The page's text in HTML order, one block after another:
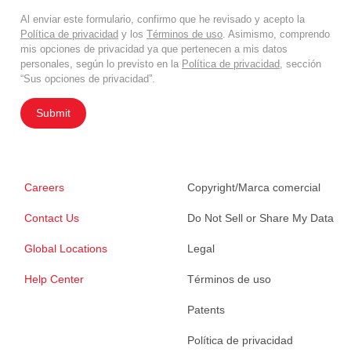
Al enviar este formulario, confirmo que he revisado y acepto la
Política de privacidad y los Términos de uso. Asimismo, comprendo
mis opciones de privacidad ya que pertenecen a mis datos
personales, según lo previsto en la Política de privacidad, sección
“Sus opciones de privacidad”.
Submit
Careers
Contact Us
Global Locations
Help Center
Copyright/Marca comercial
Do Not Sell or Share My Data
Legal
Términos de uso
Patents
Política de privacidad